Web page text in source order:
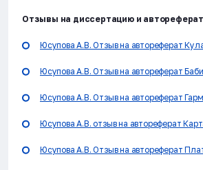
Отзывы на диссертацию и автореферат
Юсупова А.В. Отзыв на автореферат
Юсупова А.В. Отзыв на автореферат
Юсупова А.В. Отзыв на автореферат
Юсупова А.В. отзыв на автореферат
Юсупова А.В. Отзыв на автореферат